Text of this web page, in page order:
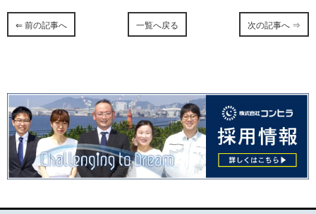
⇐ 前の記事へ 一覧へ戻る 次の記事へ ⇒